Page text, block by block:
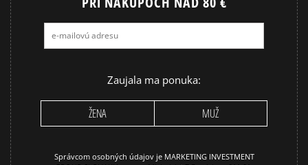
Zaujala ma ponuka:
ŽENA MUŽ
Správcom osobných údajov je MARKETING INVESTMENT